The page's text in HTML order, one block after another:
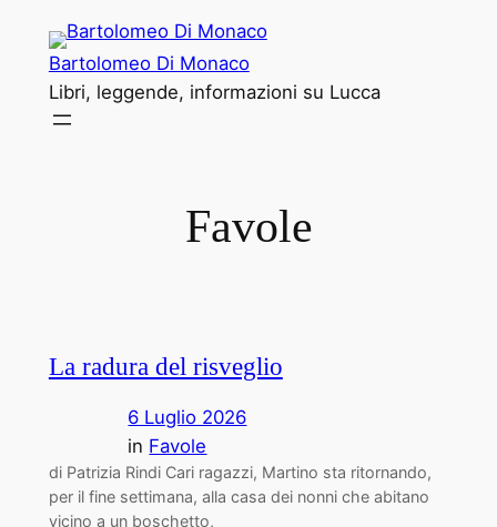
contenuto
Bartolomeo Di Monaco
Libri, leggende, informazioni su Lucca
Favole
La radura del risveglio
6 Luglio 2026
in Favole
di Patrizia Rindi Cari ragazzi, Martino sta ritornando,
per il fine settimana, alla casa dei nonni che abitano
vicino a un boschetto,